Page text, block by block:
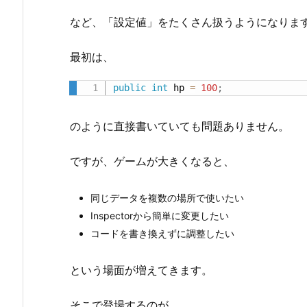
など、「設定値」をたくさん扱うようになりま
最初は、
public int hp = 100;
のように直接書いていても問題ありません。
ですが、ゲームが大きくなると、
同じデータを複数の場所で使いたい
Inspectorから簡単に変更したい
コードを書き換えずに調整したい
という場面が増えてきます。